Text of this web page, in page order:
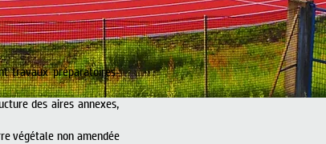
travaux préparatoires-
des aires annexes,
végétale non amendée